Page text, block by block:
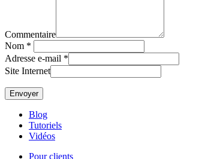
Commentaire
Nom *
Adresse e-mail *
Site Internet
Blog
Tutoriels
Vidéos
Pour clients